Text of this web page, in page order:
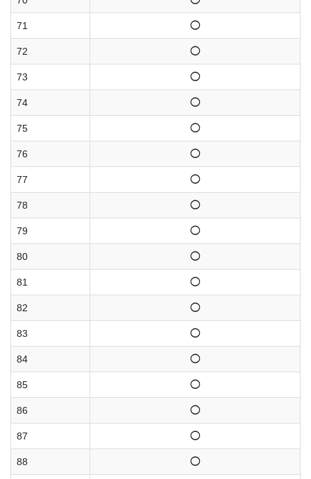
71 ◯
72 ◯
73 ◯
74 ◯
75 ◯
76 ◯
77 ◯
78 ◯
79 ◯
80 ◯
81 ◯
82 ◯
83 ◯
84 ◯
85 ◯
86 ◯
87 ◯
88 ◯